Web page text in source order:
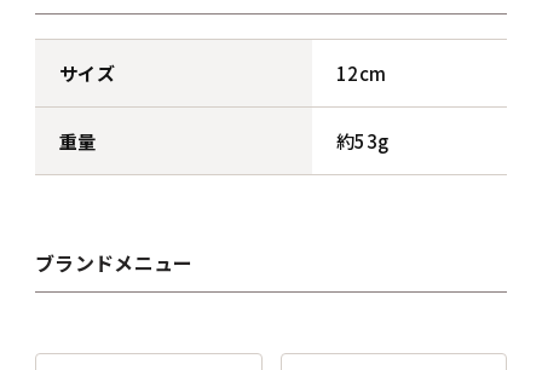
サイズ 12cm
重量 約53g
ブランドメニュー